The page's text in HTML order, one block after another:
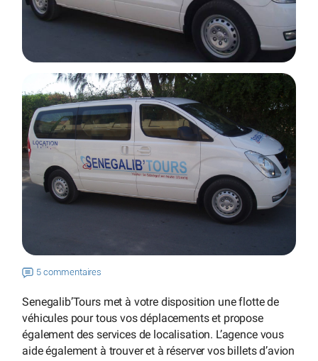
5 commentaires
Senegalib’Tours met à votre disposition une flotte de
véhicules pour tous vos déplacements et propose
également des services de localisation. L’agence vous
aide également à trouver et à réserver vos billets d’avion